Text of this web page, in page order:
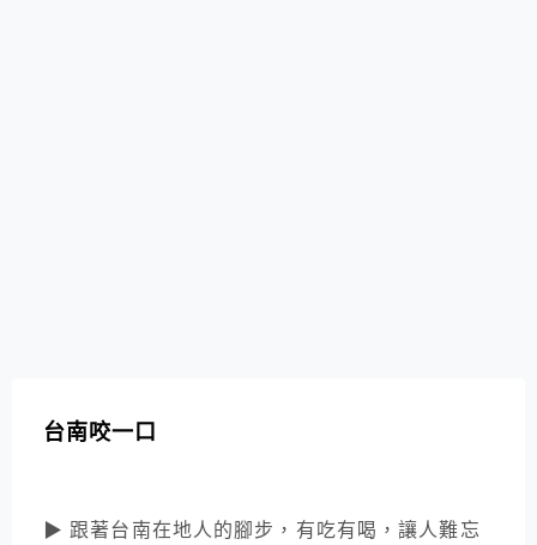
台南咬一口
▶ 跟著台南在地人的腳步，有吃有喝，讓人難忘